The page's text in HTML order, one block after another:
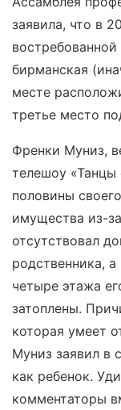
заявила, что в
бирманская
месте
третье место
Френки Муниз,
телешоу
половины
имущества из-
отсутствовал
родственника,
четыре этажа
затоплены.
которая умеет
Муниз заявил в
как ребенок.
комментаторы